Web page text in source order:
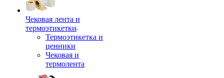
Чековая лента и
термоэтикетки
Термоэтикетка и
ценники
Чековая и
термолента